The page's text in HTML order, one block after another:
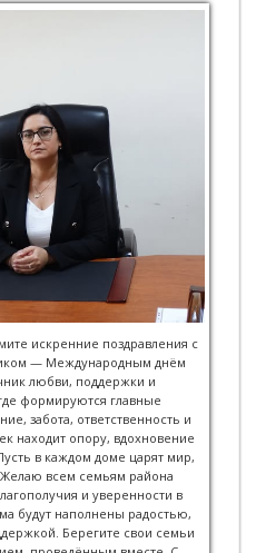
искренние поздравления с
— Международным днём
любви, поддержки и
формируются главные
забота, ответственность и
находит опору, вдохновение
в каждом доме царят мир,
всем семьям района
и уверенности в
будут наполнены радостью,
Берегите свои семьи